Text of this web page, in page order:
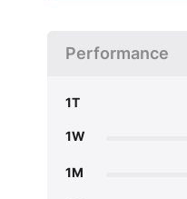
Performance
1T
1W
1M